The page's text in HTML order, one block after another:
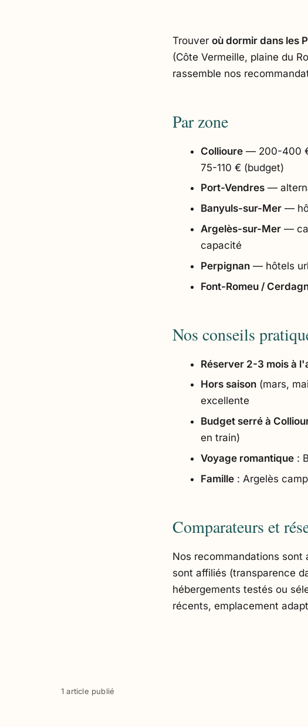
Trouver où dormir dans les
(Côte Vermeille, plaine du
rassemble nos
Par zone
Collioure— 200-400 €
75-110 € (budget)
Port-Vendres—
Banyuls-sur-Mer—
Argelès-sur-Mer—
capacité
Perpignan— hôtels
Font-Romeu /
Nos conseils
Réserver 2-3 mois à
Hors saison(mars,
excellente
Budget serré à
en train)
Voyage romantique:
Famille: Argelès
Comparateurs et
Nos recommandations sont
sont affiliés (transparence
hébergements testés ou
récents, emplacement
1 article publié